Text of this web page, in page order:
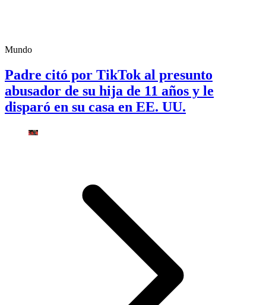
Mundo
Padre citó por TikTok al presunto
abusador de su hija de 11 años y le
disparó en su casa en EE. UU.